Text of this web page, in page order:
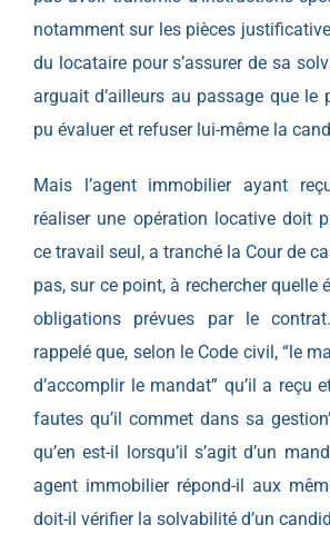
notamment sur les pièces
du locataire pour s’assurer de sa
arguait d’ailleurs au passage que le
pu évaluer et refuser lui-même la
Mais l’agent immobilier ayant
réaliser une opération locative doit
ce travail seul, a tranché la Cour de
pas, sur ce point, à rechercher quelle
obligations prévues par le
rappelé que, selon le Code civil, “le
d’accomplir le mandat” qu’il a reçu
fautes qu’il commet dans sa
qu’en est-il lorsqu’il s’agit d’un
agent immobilier répond-il aux
doit-il vérifier la solvabilité d’un